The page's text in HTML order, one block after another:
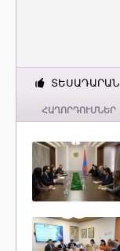
ՏԵՍԱԴԱՐԱՆ
ՀԱՂՈՐԴՈՒՄՆԵՐ